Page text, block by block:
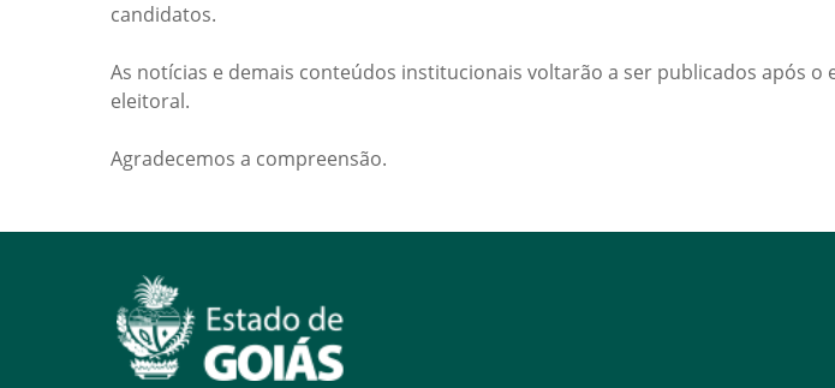
candidatos.
As notícias e demais conteúdos institucionais voltarão a ser publicados após
eleitoral.
Agradecemos a compreensão.